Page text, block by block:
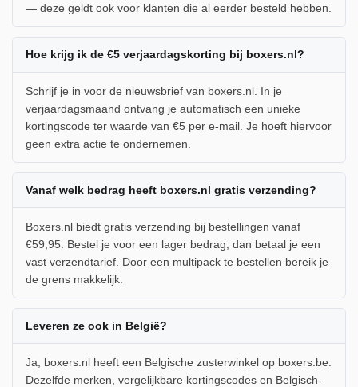
— deze geldt ook voor klanten die al eerder besteld hebben.
Hoe krijg ik de €5 verjaardagskorting bij boxers.nl?
Schrijf je in voor de nieuwsbrief van boxers.nl. In je
verjaardagsmaand ontvang je automatisch een unieke
kortingscode ter waarde van €5 per e-mail. Je hoeft hiervoor
geen extra actie te ondernemen.
Vanaf welk bedrag heeft boxers.nl gratis verzending?
Boxers.nl biedt gratis verzending bij bestellingen vanaf
€59,95. Bestel je voor een lager bedrag, dan betaal je een
vast verzendtarief. Door een multipack te bestellen bereik je
de grens makkelijk.
Leveren ze ook in België?
Ja, boxers.nl heeft een Belgische zusterwinkel op boxers.be.
Dezelfde merken, vergelijkbare kortingscodes en Belgisch-